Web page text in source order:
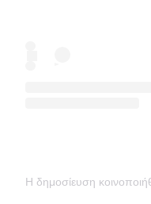
Η δημοσίευση